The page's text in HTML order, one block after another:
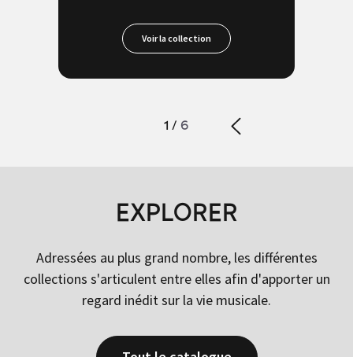
Voir la collection
1 / 6
EXPLORER
Adressées au plus grand nombre, les différentes
collections s'articulent entre elles afin d'apporter un
regard inédit sur la vie musicale.